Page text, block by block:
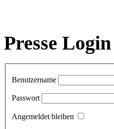
Presse Login
Benutzername
Passwort
Angemeldet bleiben